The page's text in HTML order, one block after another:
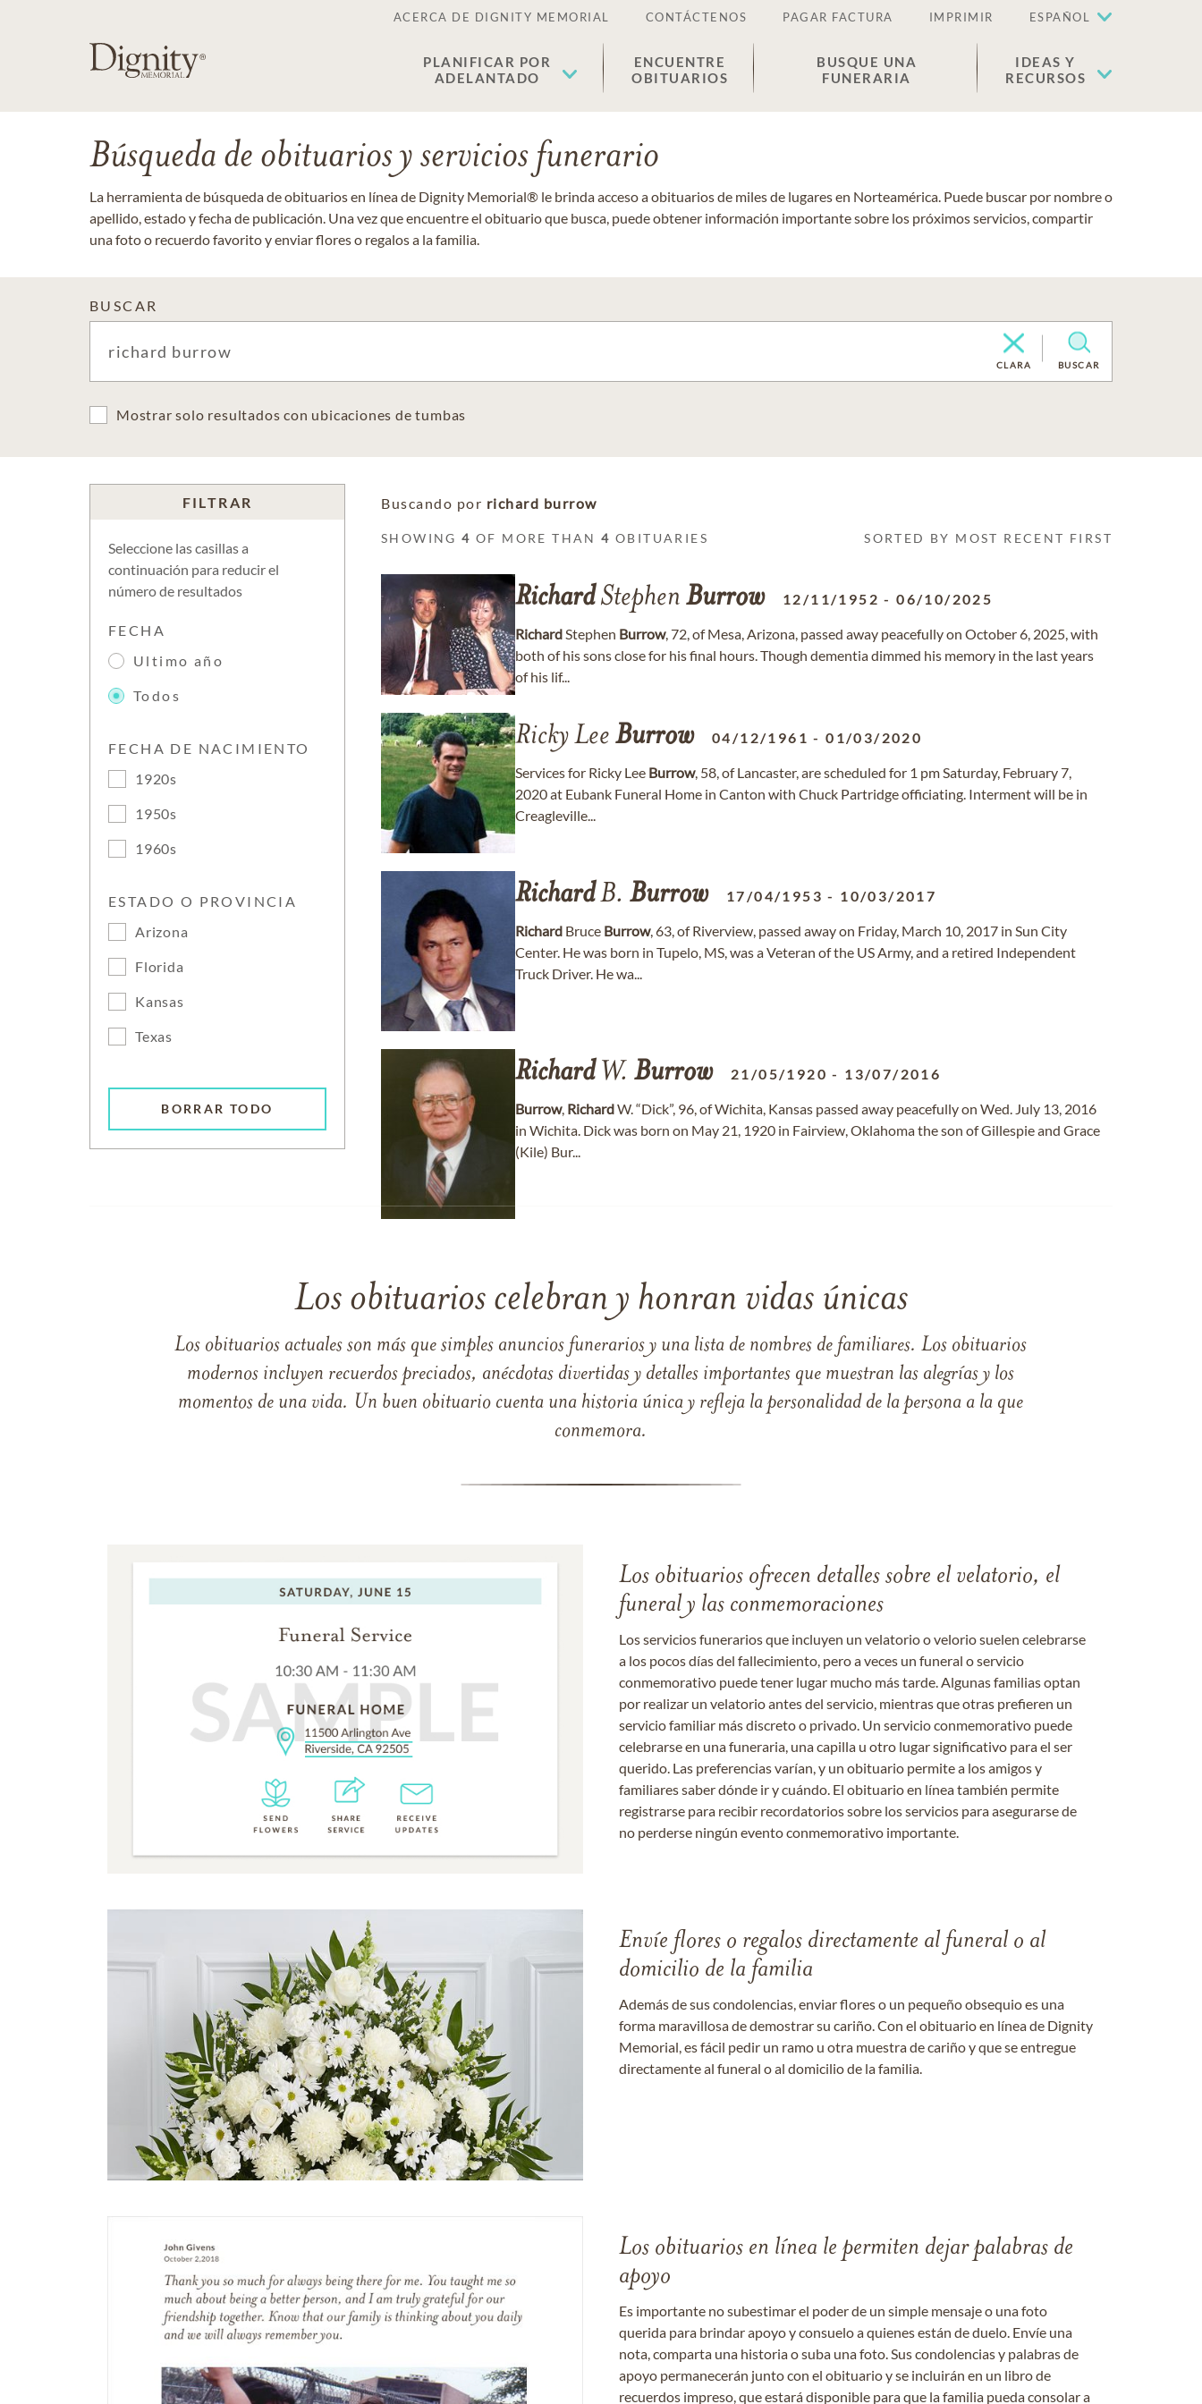
ACERCA DE DIGNITY MEMORIAL CONTÁCTENOS PAGAR FACTURA IMPRIMIR ESPAÑOL
PLANIFICAR POR
ADELANTADO
ENCUENTRE
OBITUARIOS
BUSQUE UNA
FUNERARIA
IDEAS Y
RECURSOS
Búsqueda de obituarios y servicios funerario
La herramienta de búsqueda de obituarios en línea de Dignity Memorial® le brinda acceso a obituarios de miles de lugares en Norteamérica. Puede buscar por nombre o
apellido, estado y fecha de publicación. Una vez que encuentre el obituario que busca, puede obtener información importante sobre los próximos servicios, compartir
una foto o recuerdo favorito y enviar flores o regalos a la familia.
BUSCAR
CLARA BUSCAR
Mostrar solo resultados con ubicaciones de tumbas
FILTRAR
Seleccione las casillas a
continuación para reducir el
número de resultados
FECHA
Ultimo año
Todos
FECHA DE NACIMIENTO
1920s
1950s
1960s
ESTADO O PROVINCIA
Arizona
Florida
Kansas
Texas
BORRAR TODO
Buscando por richard burrow
SHOWING4 OF MORE THAN4 OBITUARIES SORTED BY MOST RECENT FIRST
RichardStephen Burrow 12/11/1952 -06/10/2025
RichardStephen Burrow, 72, of Mesa, Arizona, passed away peacefully on October 6, 2025, with
both of his sons close for his final hours. Though dementia dimmed his memory in the last years
of his lif...
Ricky Lee Burrow 04/12/1961 -01/03/2020
Services for Ricky Lee Burrow, 58, of Lancaster, are scheduled for 1 pm Saturday, February 7,
2020 at Eubank Funeral Home in Canton with Chuck Partridge officiating. Interment will be in
Creagleville...
RichardB. Burrow 17/04/1953 - 10/03/2017
Richard Bruce Burrow, 63, of Riverview, passed away on Friday, March 10, 2017 in Sun City
Center. He was born in Tupelo, MS, was a Veteran of the US Army, and a retired Independent
Truck Driver. He wa...
RichardW. Burrow 21/05/1920 - 13/07/2016
Burrow, RichardW. “Dick”, 96, of Wichita, Kansas passed away peacefully on Wed. July 13, 2016
in Wichita. Dick was born on May 21, 1920 in Fairview, Oklahoma the son of Gillespie and Grace
(Kile) Bur...
Los obituarios celebran y honran vidas únicas
Los obituarios actuales son más que simples anuncios funerarios y una lista de nombres de familiares. Los obituarios
modernos incluyen recuerdos preciados, anécdotas divertidas y detalles importantes que muestran las alegrías y los
momentos de una vida. Un buen obituario cuenta una historia única y refleja la personalidad de la persona a la que
conmemora.
Los obituarios ofrecen detalles sobre el velatorio, el
funeral y las conmemoraciones
Los servicios funerarios que incluyen un velatorio o velorio suelen celebrarse
a los pocos días del fallecimiento, pero a veces un funeral o servicio
conmemorativo puede tener lugar mucho más tarde. Algunas familias optan
por realizar un velatorio antes del servicio, mientras que otras prefieren un
servicio familiar más discreto o privado. Un servicio conmemorativo puede
celebrarse en una funeraria, una capilla u otro lugar significativo para el ser
querido. Las preferencias varían, y un obituario permite a los amigos y
familiares saber dónde ir y cuándo. El obituario en línea también permite
registrarse para recibir recordatorios sobre los servicios para asegurarse de
no perderse ningún evento conmemorativo importante.
Envíe flores o regalos directamente al funeral o al
domicilio de la familia
Además de sus condolencias, enviar flores o un pequeño obsequio es una
forma maravillosa de demostrar su cariño. Con el obituario en línea de Dignity
Memorial, es fácil pedir un ramo u otra muestra de cariño y que se entregue
directamente al funeral o al domicilio de la familia.
Los obituarios en línea le permiten dejar palabras de
apoyo
Es importante no subestimar el poder de un simple mensaje o una foto
querida para brindar apoyo y consuelo a quienes están de duelo. Envíe una
nota, comparta una historia o suba una foto. Sus condolencias y palabras de
apoyo permanecerán junto con el obituario y se incluirán en un libro de
recuerdos impreso, que estará disponible para que la familia pueda consolar a